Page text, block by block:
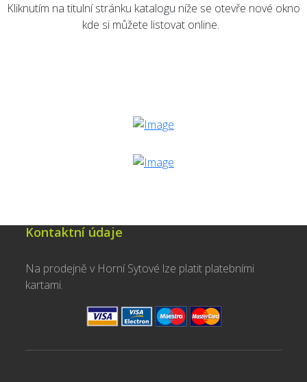
Kliknutím na titulní stránku katalogu níže se otevře nové okno
kde si můžete listovat online.
Kontaktní údaje
Na prodejně v Horní Sytové lze platit platebními
kartami.